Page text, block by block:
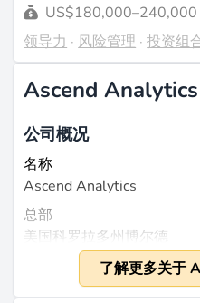
US$180,000–240,000
领导力 · 风险管理 ·投资组
Ascend Analytics
公司概况
名称
Ascend Analytics
总部
美国科罗拉多州博尔德
了解更多关于